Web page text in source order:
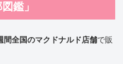
鑑」
間全国のマクドナルド店舗で販